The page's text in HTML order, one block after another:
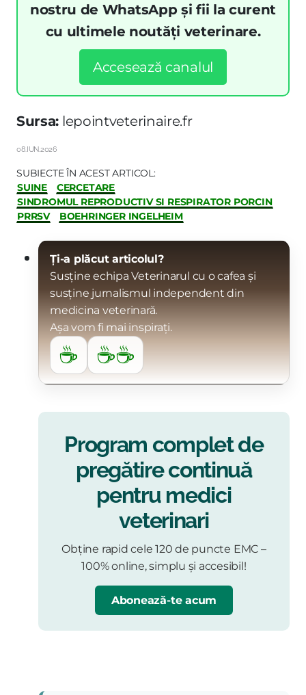
nostru de WhatsApp și fii la curent
cu ultimele noutăți veterinare.
Accesează canalul
Sursa: lepointveterinaire.fr
08.IUN.2026
SUBIECTE ÎN ACEST ARTICOL:
SUINE
CERCETARE
SINDROMUL REPRODUCTIV SI RESPIRATOR PORCIN
PRRSV
BOEHRINGER INGELHEIM
Ți-a plăcut articolul?
Susține echipa Veterinarul cu o cafea și
susține jurnalismul independent din
medicina veterinară.
Așa vom fi mai inspirați.
☕ ☕☕
Program complet de
pregătire continuă
pentru medici
veterinari
Obține rapid cele 120 de puncte EMC –
100% online, simplu și accesibil!
Abonează-te acum